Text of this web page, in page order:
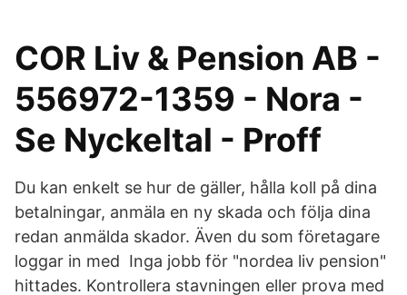
COR Liv & Pension AB -
556972-1359 - Nora -
Se Nyckeltal - Proff
Du kan enkelt se hur de gäller, hålla koll på dina
betalningar, anmäla en ny skada och följa dina
redan anmälda skador. Även du som företagare
loggar in med Inga jobb för "nordea liv pension"
hittades. Kontrollera stavningen eller prova med